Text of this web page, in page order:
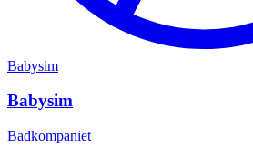
Babysim
Babysim
Badkompaniet